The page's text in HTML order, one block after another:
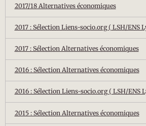
2017/18 Alternatives économiques
2017 : Sélection Liens-socio.org ( LSH/ENS
2017 : Sélection Alternatives économiques
2016 : Sélection Alternatives économiques
2016 : Sélection Liens-socio.org ( LSH/ENS
2015 : Sélection Alternatives économiques